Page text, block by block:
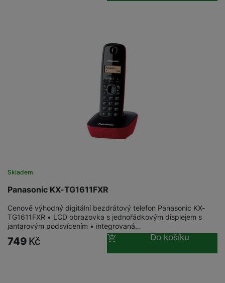
Panasonic KX-TG1611FXR
Skladem
Cenově výhodný digitální bezdrátový telefon Panasonic KX-
TG1611FXR • LCD obrazovka s jednořádkovým displejem s
jantarovým podsvícením • integrovaná…
749 Kč Do košíku